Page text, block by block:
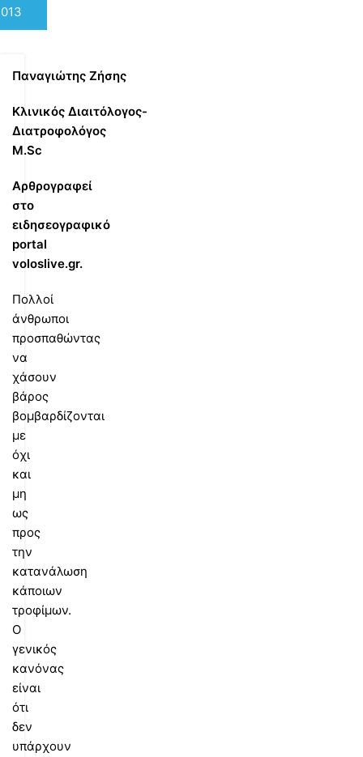
Παναγιώτης Ζήσης
Κλινικός Διαιτόλογος-
Διατροφολόγος
M.Sc
Αρθρογραφεί
στο
ειδησεογραφικό
portal
voloslive.gr.
Πολλοί
άνθρωποι
προσπαθώντας
να
χάσουν
βάρος
βομβαρδίζονται
με
όχι
και
μη
ως
προς
την
κατανάλωση
κάποιων
τροφίμων.
Ο
γενικός
κανόνας
είναι
ότι
δεν
υπάρχουν